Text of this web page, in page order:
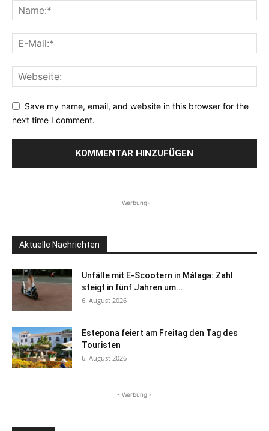
Save my name, email, and website in this browser for the
next time I comment.
-Werbung-
Aktuelle Nachrichten
Unfälle mit E-Scootern in Málaga: Zahl
steigt in fünf Jahren um...
6. August 2026
Estepona feiert am Freitag den Tag des
Touristen
6. August 2026
- Werbung -